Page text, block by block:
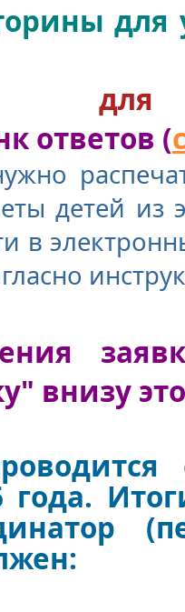
для
для
ответов (
детей из
в
внизу
года.